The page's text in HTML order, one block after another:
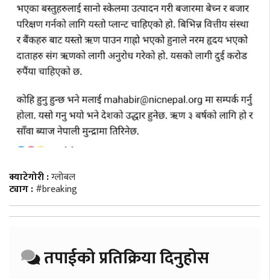
क्याटेगोरी :ग्लोबल
ट्याग :#breaking
तपाईको प्रतिक्रिया दिनुहोस